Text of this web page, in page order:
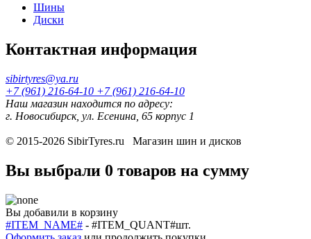
Шины
Диски
Контактная информация
sibirtyres@ya.ru
+7 (961) 216-64-10 +7 (961) 216-64-10
Наш магазин находится по адресу:
г. Новосибирск, ул. Есенина, 65 корпус 1
© 2015-2026 SibirTyres.ru Магазин шин и дисков
Вы выбрали 0 товаров на сумму
Вы добавили в корзину
#ITEM_NAME# - #ITEM_QUANT#шт.